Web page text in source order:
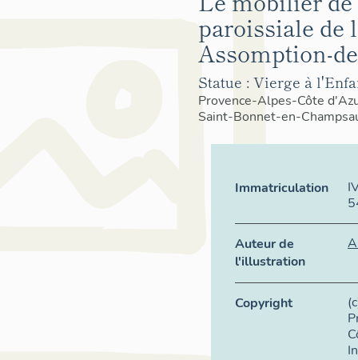
paroissiale de
Assomption-
Statue : Vierge à
Provence-Alpes-Côte
Saint-Bonnet-en-
Immatriculation
Auteur de
l'illustration
Copyright